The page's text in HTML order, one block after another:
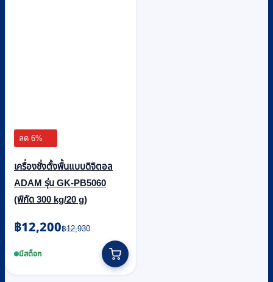
ลด 6%
เครื่องชั่งตั้งพื้นแบบดิจิตอล
ADAM รุ่น GK-PB5060
(พิกัด 300 kg/20 g)
฿12,930
Original
price
was:
฿12,200
Current
price
is:มีสต็อก